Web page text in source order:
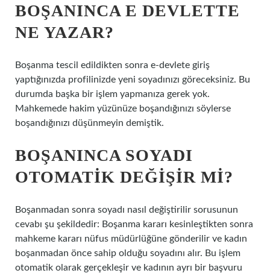
BOŞANINCA E DEVLETTE
NE YAZAR?
Boşanma tescil edildikten sonra e-devlete giriş
yaptığınızda profilinizde yeni soyadınızı göreceksiniz. Bu
durumda başka bir işlem yapmanıza gerek yok.
Mahkemede hakim yüzünüze boşandığınızı söylerse
boşandığınızı düşünmeyin demiştik.
BOŞANINCA SOYADI
OTOMATIK DEĞIŞIR MI?
Boşanmadan sonra soyadı nasıl değiştirilir sorusunun
cevabı şu şekildedir: Boşanma kararı kesinleştikten sonra
mahkeme kararı nüfus müdürlüğüne gönderilir ve kadın
boşanmadan önce sahip olduğu soyadını alır. Bu işlem
otomatik olarak gerçekleşir ve kadının ayrı bir başvuru